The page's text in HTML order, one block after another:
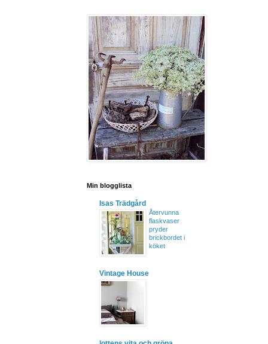
Min blogglista
Isas Trädgård
Återvunna
flaskvaser
pryder
brickbordet i
köket
Vintage House